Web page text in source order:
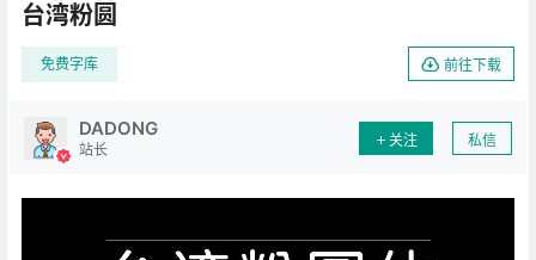
台湾粉圆
免费字库 前往下载
DADONG
站长
关注 私信